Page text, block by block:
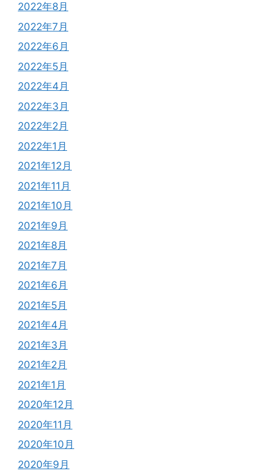
2022年8月
2022年7月
2022年6月
2022年5月
2022年4月
2022年3月
2022年2月
2022年1月
2021年12月
2021年11月
2021年10月
2021年9月
2021年8月
2021年7月
2021年6月
2021年5月
2021年4月
2021年3月
2021年2月
2021年1月
2020年12月
2020年11月
2020年10月
2020年9月